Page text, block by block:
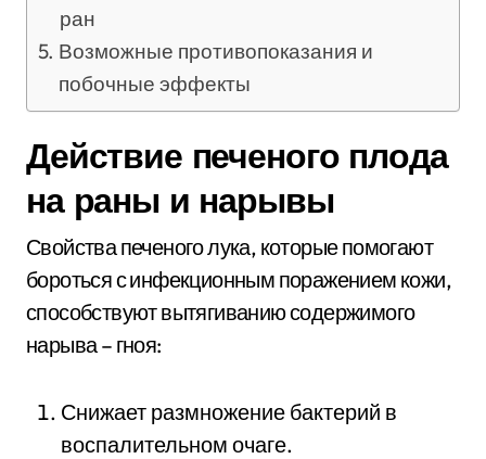
ран
Возможные противопоказания и
побочные эффекты
Действие печеного плода
на раны и нарывы
Свойства печеного лука, которые помогают
бороться с инфекционным поражением кожи,
способствуют вытягиванию содержимого
нарыва – гноя:
Снижает размножение бактерий в
воспалительном очаге.